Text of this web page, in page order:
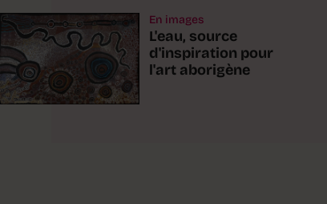
En images
L'eau, source
d'inspiration pour
l'art aborigène